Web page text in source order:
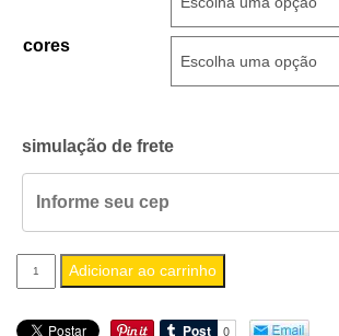
cores
simulação de frete
camiseta
masculina
evanescence
Adicionar ao carrinho